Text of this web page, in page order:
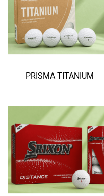
PRISMA TITANIUM